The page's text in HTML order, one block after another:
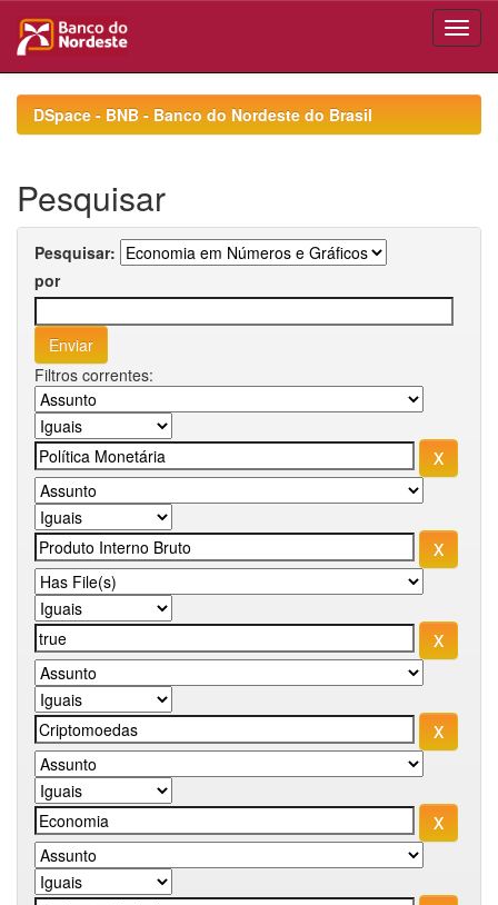
navigationDSpace - BNB - Banco do Nordeste do Brasil
Pesquisar
Pesquisar:
por
Filtros correntes: